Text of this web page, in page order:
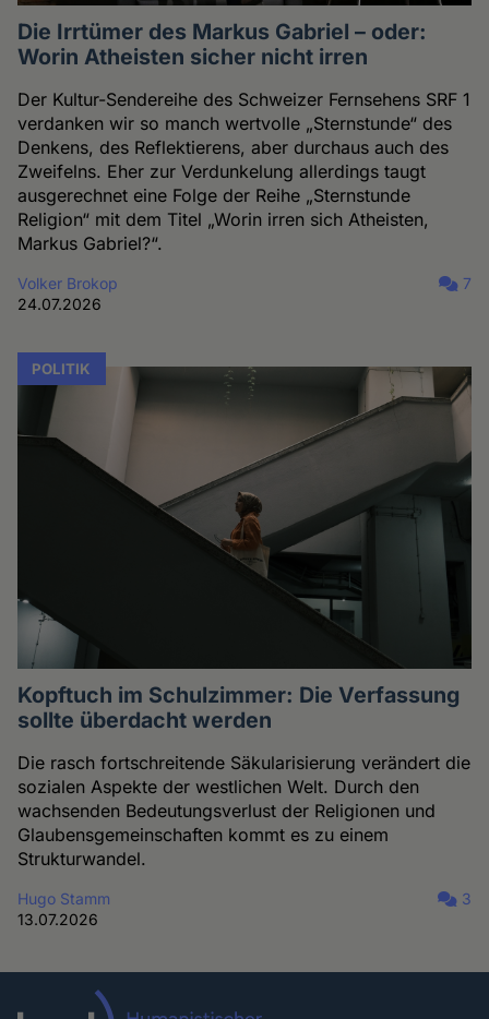
Die Irrtümer des Markus Gabriel – oder:
Worin Atheisten sicher nicht irren
Der Kultur-Sendereihe des Schweizer Fernsehens SRF 1
verdanken wir so manch wertvolle „Sternstunde“ des
Denkens, des Reflektierens, aber durchaus auch des
Zweifelns. Eher zur Verdunkelung allerdings taugt
ausgerechnet eine Folge der Reihe „Sternstunde
Religion“ mit dem Titel „Worin irren sich Atheisten,
Markus Gabriel?“.
Volker Brokop
24.07.2026
7
POLITIK
Kopftuch im Schulzimmer: Die Verfassung
sollte überdacht werden
Die rasch fortschreitende Säkularisierung verändert die
sozialen Aspekte der westlichen Welt. Durch den
wachsenden Bedeutungsverlust der Religionen und
Glaubensgemeinschaften kommt es zu einem
Strukturwandel.
Hugo Stamm
13.07.2026
3